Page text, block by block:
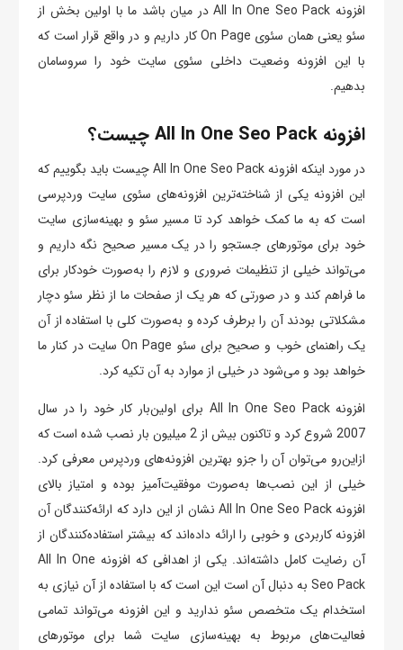
افزونه All In One Seo Pack در میان باشد ما با اولین بخش از
سئو یعنی همان سئوی On Page کار داریم و در واقع قرار است که
با این افزونه وضعیت داخلی سئوی سایت خود را سروسامان
بدهیم.
افزونه All In One Seo Pack چیست؟
در مورد اینکه افزونه All In One Seo Pack چیست باید بگوییم که
این افزونه یکی از شناخته‌ترین افزونه‌های سئوی سایت وردپرسی
است که به ما کمک خواهد کرد تا مسیر سئو و بهینه‌سازی سایت
خود برای موتورهای جستجو را در یک مسیر صحیح نگه داریم و
می‌تواند خیلی از تنظیمات ضروری و لازم را به‌صورت خودکار برای
ما فراهم کند و در صورتی که هر یک از صفحات ما از نظر سئو دچار
مشکلاتی بودند آن را برطرف کرده و به‌صورت کلی با استفاده از آن
یک راهنمای خوب و صحیح برای سئو On Page سایت در کنار ما
خواهد بود و می‌شود در خیلی از موارد به آن تکیه کرد.
افزونه All In One Seo Pack برای اولین‌بار کار خود را در سال
2007 شروع کرد و تاکنون بیش از 2 میلیون بار نصب شده است که
ازاین‌رو می‌توان آن را جزو بهترین افزونه‌های وردپرس معرفی کرد.
خیلی از این نصب‌ها به‌صورت موفقیت‌آمیز بوده و امتیاز بالای
افزونه All In One Seo Pack نشان از این دارد که ارائه‌کنندگان آن
افزونه کاربردی و خوبی را ارائه داده‌اند که بیشتر استفاده‌کنندگان از
آن رضایت کامل داشته‌اند. یکی از اهدافی که افزونه All In One
Seo Pack به دنبال آن است این است که با استفاده از آن نیازی به
استخدام یک متخصص سئو ندارید و این افزونه می‌تواند تمامی
فعالیت‌های مربوط به بهینه‌سازی سایت شما برای موتورهای